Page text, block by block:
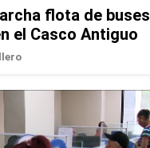
flota de buses
el Casco Antiguo